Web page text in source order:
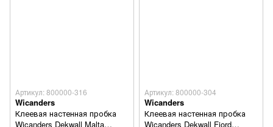
Артикул: 800000-316
Wicanders
Клеевая настенная пробка
Wicanders Dekwall Malta
Артикул: 800000-304
Wicanders
Клеевая настенная пробка
Wicanders Dekwall Fiord